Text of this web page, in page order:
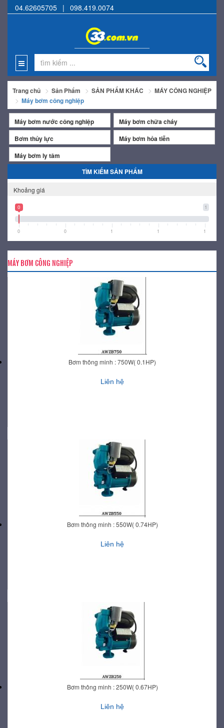
04.62605705 | 098.419.0074
Trang chủ Sản Phẩm SẢN PHẨM KHÁC
MÁY CÔNG NGHIỆP
Máy bơm công nghiệp
Máy bơm nước công nghiệp
Máy bơm chữa cháy
Bơm thủy lực
Máy bơm hỏa tiễn
Máy bơm ly tâm
TÌM KIẾM SẢN PHẨM
Khoảng giá
1
0
0 0 1 1 1
MÁY BƠM CÔNG NGHIỆP
Bơm thông minh : 750W( 0.1HP)
Liên hệ
Bơm thông minh : 550W( 0.74HP)
Liên hệ
Bơm thông minh : 250W( 0.67HP)
Liên hệ